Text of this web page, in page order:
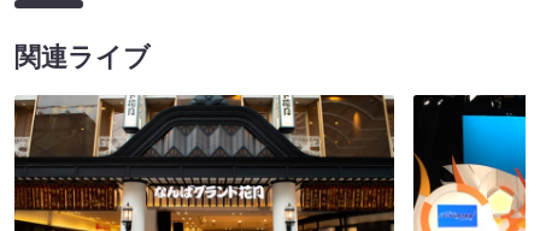
関連ライブ